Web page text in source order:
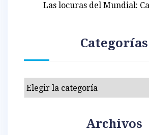
Las locuras del Mundial:
Categorías
Categorías
Archivos